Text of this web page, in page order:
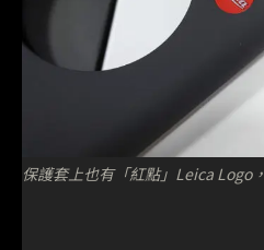
保護套上也有「紅點」Leica Logo，